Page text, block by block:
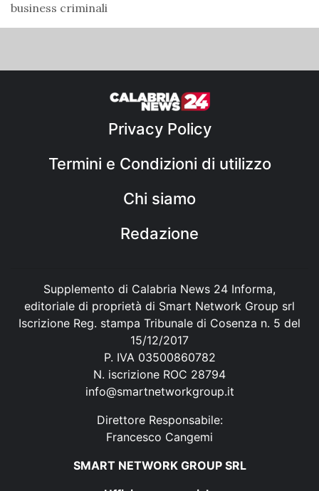
business criminali
Privacy Policy
Termini e Condizioni di utilizzo
Chi siamo
Redazione
Supplemento di Calabria News 24 Informa,
editoriale di proprietà di Smart Network Group srl
Iscrizione Reg. stampa Tribunale di Cosenza n. 5 del
15/12/2017
P. IVA 03500860782
N. iscrizione ROC 28794
info@smartnetworkgroup.it
Direttore Responsabile:
Francesco Cangemi
SMART NETWORK GROUP SRL